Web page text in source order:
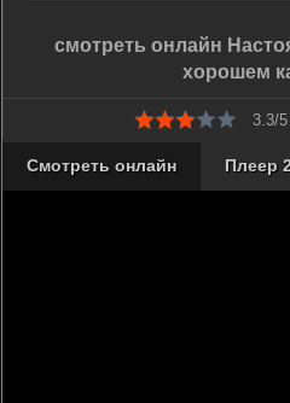
смотреть онлайн
хорошем
3.3/
Смотреть онлайн Плеер